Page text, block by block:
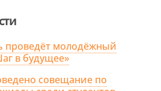
проведёт молодёжный
в будущее»
совещание по